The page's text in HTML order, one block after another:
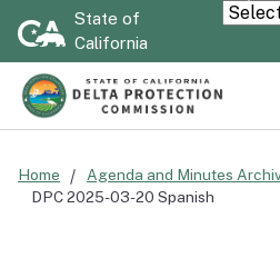
State of
California
Home
Agenda and Minutes
DPC 2025-03-20 Spanish